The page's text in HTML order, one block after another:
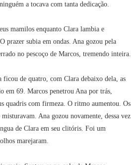
a tocava com tanta dedicação.
mamilos enquanto Clara lambia e
prazer subia em ondas. Ana gozou pela
no pescoço de Marcos, tremendo inteira.
ficou de quatro, com Clara debaixo dela, as
em 69. Marcos penetrou Ana por trás,
quadris com firmeza. O ritmo aumentou. Os
Ana gozou novamente, dessa vez
de Clara em seu clitóris. Foi um
marejaram.